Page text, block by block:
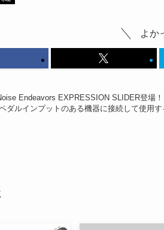
よか
Endeavors EXPRESSION SLIDER登場
ダルインプットのある機器に接続して使用す